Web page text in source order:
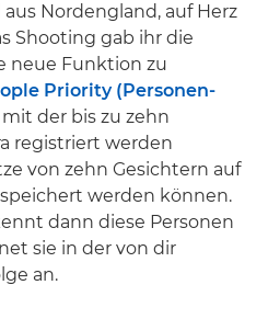
Nordengland, auf Herz
Shooting gab ihr die
neue Funktion zu
Priority (Personen-
mit der bis zu zehn
registriert werden
von zehn Gesichtern auf
werden können.
dann diese Personen
sie in der von dir
an.